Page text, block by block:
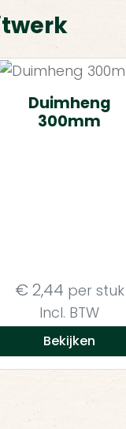
Duimheng
300mm
€ 2,44 per stuk
Incl. BTW
Bekijken